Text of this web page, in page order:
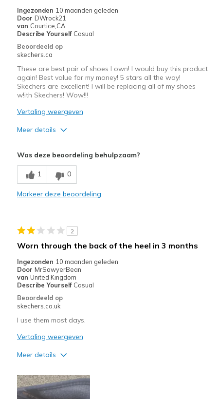
Beste toepassingen
Casual Wear
Sizing
Feels true to size
View On Shoes
I'm Really Into Shoes
Ingezonden 10 maanden geleden
Door DWrock21
van Courtice,CA
Describe Yourself Casual
Beoordeeld op
skechers.ca
These are best pair of shoes I own! I would buy this product
again! Best value for my money! 5 stars all the way!
Skechers are excellent! I will be replacing all of my shoes
w!ith Skechers! Wow!!!
Vertaling weergeven
Meer details
Breathe Well
Comfortable
Stylish
Beste toepassingen
Casual Wear
Going Out
Travel
Sizing
Feels true to size
View On Shoes
Was deze beoordeling behulpzaam?
1 0
Markeer deze beoordeling
2
Worn through the back of the heel in 3 months
Ingezonden 10 maanden geleden
Door MrSawyerBean
van United Kingdom
Describe Yourself Casual
Beoordeeld op
skechers.co.uk
I use them most days.
Vertaling weergeven
Meer details
Attractive Design